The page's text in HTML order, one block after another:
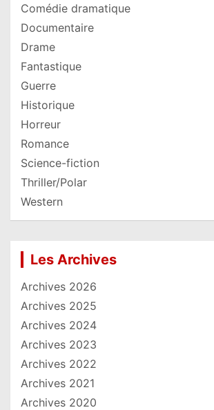
Comédie dramatique
Documentaire
Drame
Fantastique
Guerre
Historique
Horreur
Romance
Science-fiction
Thriller/Polar
Western
Les Archives
Archives 2026
Archives 2025
Archives 2024
Archives 2023
Archives 2022
Archives 2021
Archives 2020